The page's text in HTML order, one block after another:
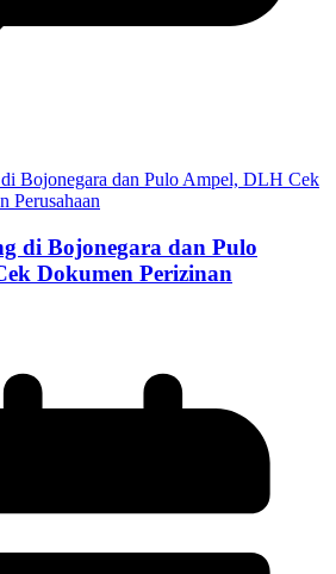
di Bojonegara dan Pulo
Dokumen Perizinan